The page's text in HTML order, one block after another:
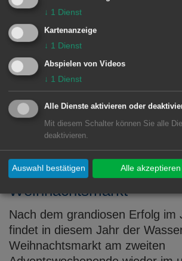
MEHR DAZU LESEN
06.10.2014
Die große
MEHR DAZU LESEN
06.10.2014
Weihnachtsmarkt
Nach dem grandiosen Erfolg im
findet in diesem Jahr der
Weihnachtsmarkt am zweiten
↓ 1 Dienst
Kartenanzeige
↓ 1 Dienst
Abspielen von Videos
↓ 1 Dienst
Alle Dienste aktivieren oder
Mit diesem Schalter können Sie alle
deaktivieren.
Auswahl bestätigen Alle akzeptieren